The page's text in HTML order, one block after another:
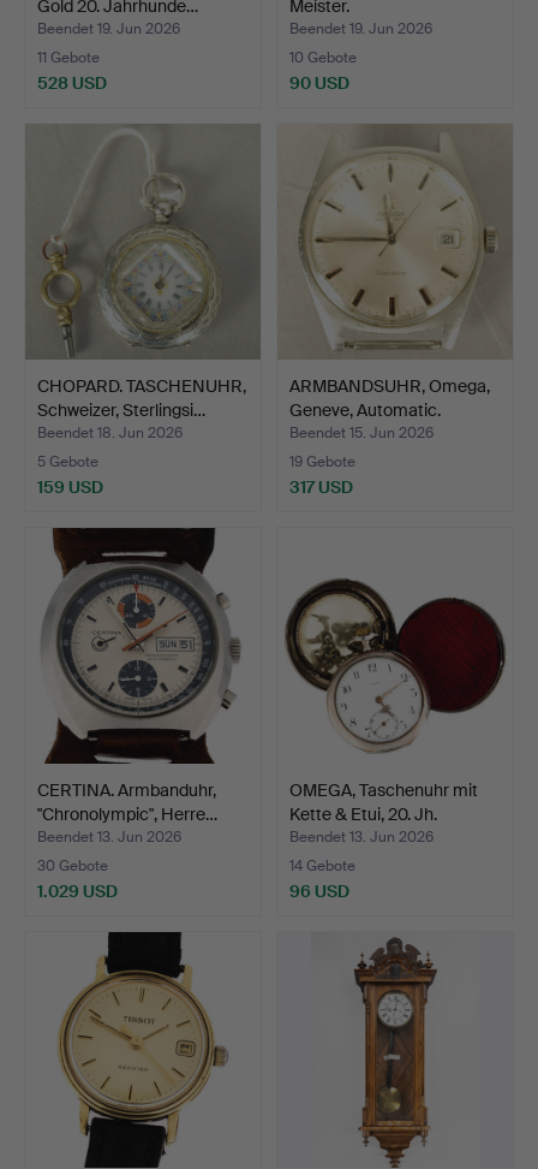
Gold 20. Jahrhunde…
Beendet 19. Jun 2026
11 Gebote
528 USD
Meister.
Beendet 19. Jun 2026
10 Gebote
90 USD
CHOPARD. TASCHENUHR,
Schweizer, Sterlingsi…
Beendet 18. Jun 2026
5 Gebote
159 USD
ARMBANDSUHR, Omega,
Geneve, Automatic.
Beendet 15. Jun 2026
19 Gebote
317 USD
CERTINA. Armbanduhr,
"Chronolympic", Herre…
Beendet 13. Jun 2026
30 Gebote
1.029 USD
OMEGA, Taschenuhr mit
Kette & Etui, 20. Jh.
Beendet 13. Jun 2026
14 Gebote
96 USD